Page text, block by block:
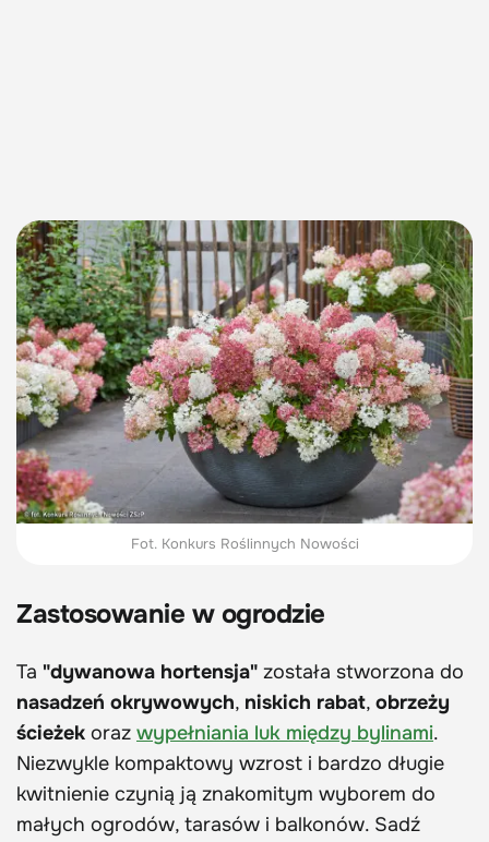
Fot. Konkurs Roślinnych Nowości
Zastosowanie w ogrodzie
Ta "dywanowa hortensja" została stworzona do
nasadzeń okrywowych, niskich rabat, obrzeży
ścieżek oraz wypełniania luk między bylinami.
Niezwykle kompaktowy wzrost i bardzo długie
kwitnienie czynią ją znakomitym wyborem do
małych ogrodów, tarasów i balkonów. Sadź